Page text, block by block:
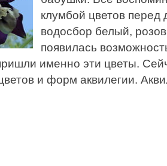
клумбой цветов перед
водосбор белый,
появилась
именно эти цветы.
и форм аквилегии.